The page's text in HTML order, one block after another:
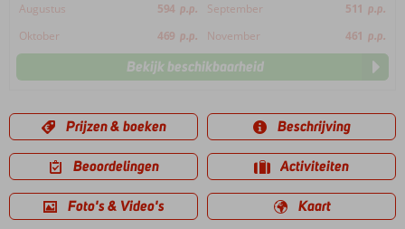
Augustus 594 p.p. September 511 p.p.
Oktober
469 p.p. November 461 p.p.
Bekijk beschikbaarheid
Prijzen & boeken Beschrijving
Beoordelingen Activiteiten
Foto's & Video's Kaart